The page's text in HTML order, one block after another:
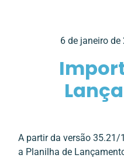
6 de janeiro de
A partir da versão
a Planilha de